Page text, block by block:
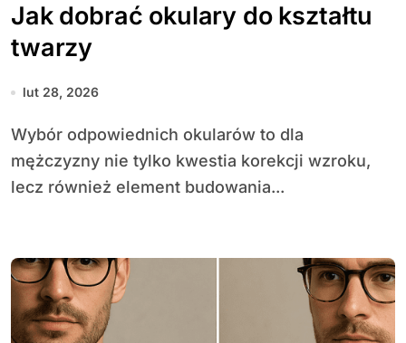
Jak dobrać okulary do kształtu
twarzy
lut 28, 2026
Wybór odpowiednich okularów to dla
mężczyzny nie tylko kwestia korekcji wzroku,
lecz również element budowania...